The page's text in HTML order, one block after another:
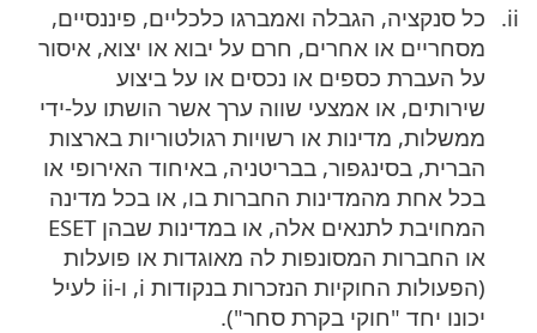
כל סנקציה, הגבלה ואמברגו כלכליים, פיננסיים,
מסחריים או אחרים, חרם על יבוא או יצוא, איסור
על העברת כספים או נכסים או על ביצוע
שירותים, או אמצעי שווה ערך אשר הושתו על-ידי
ממשלות, מדינות או רשויות רגולטוריות בארצות
הברית, בסינגפור, בבריטניה, באיחוד האירופי או
בכל אחת מהמדינות החברות בו, או בכל מדינה
המחויבת לתנאים אלה, או במדינות שבהן ESET
או החברות המסונפות לה מאוגדות או פועלות
(הפעולות החוקיות הנזכרות בנקודות i, ו-ii לעיל
יכונו יחד "חוקי בקרת סחר").